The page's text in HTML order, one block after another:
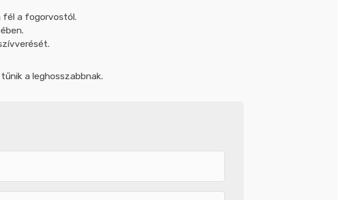
fél a fogorvostól.
a leghosszabbnak.